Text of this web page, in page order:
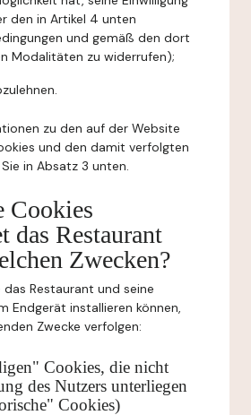
den in Artikel 4 unten
und gemäß den dort
Modalitäten zu widerrufen);
zu den auf der Website
und den damit verfolgten
in Absatz 3 unten.
Cookies
das Restaurant
Zwecken?
das Restaurant und seine
Endgerät installieren können,
Zwecke verfolgen:
Cookies, die nicht
des Nutzers unterliegen
Cookies)